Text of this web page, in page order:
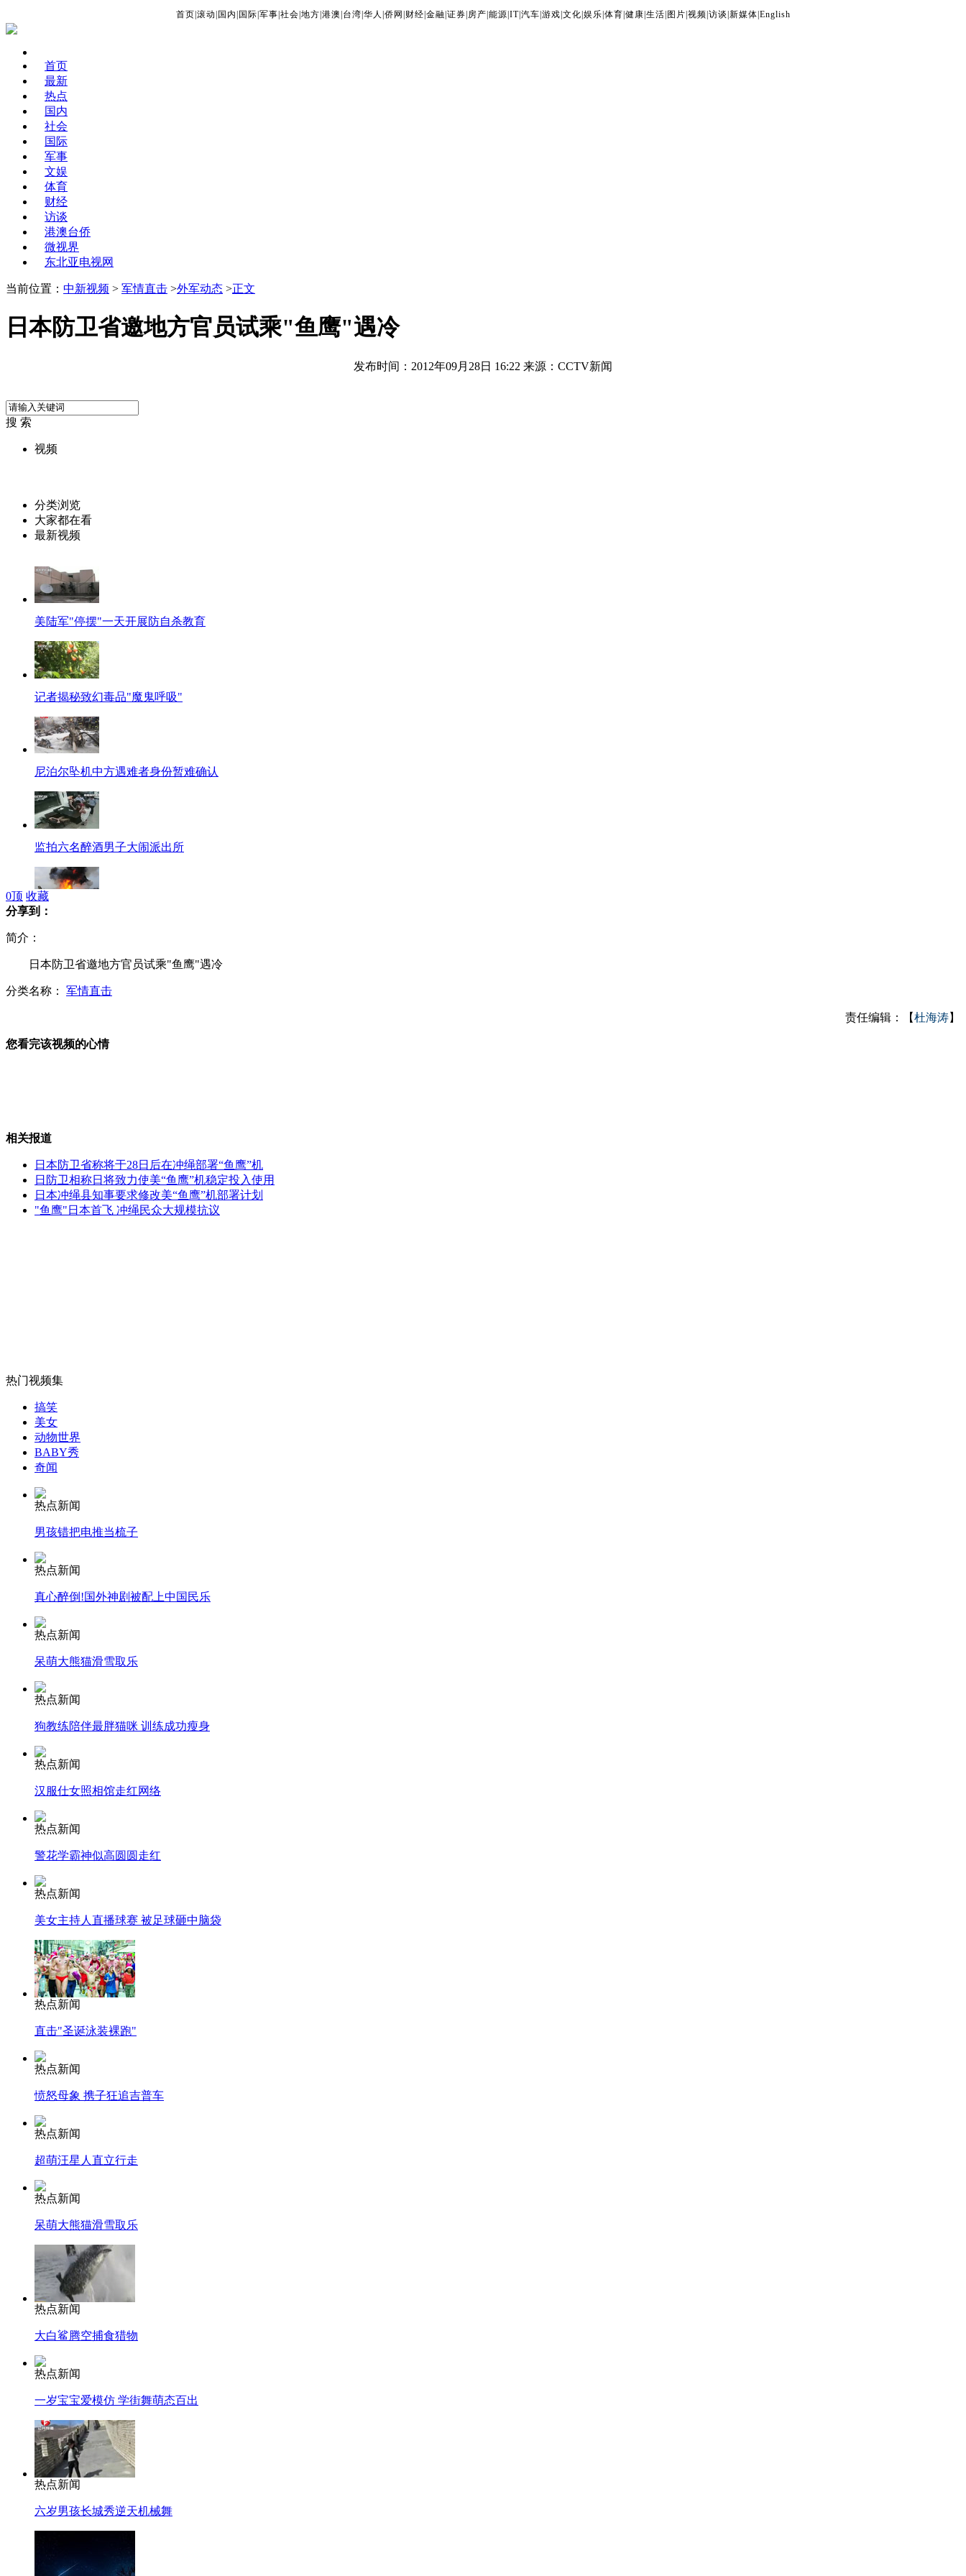
首页 滚动 国内 国际 军事 社会 地方 港澳 台湾 华人 侨网 财经 金融 证券 房产 能源 IT| 汽车 游戏 文化 娱乐 体育 健康 生活 图片 视频 访谈 新媒体 English
首页
最新
热点
国内
社会
国际
军事
文娱
体育
财经
访谈
港澳台侨
微视界
东北亚电视网
当前位置： 中新视频 > 军情直击 >外军动态 >正文
日本防卫省邀地方官员试乘"鱼鹰"遇冷
发布时间：2012年09月28日 16:22 来源：CCTV新闻
搜 索
视频
分类浏览
大家都在看
最新视频
美陆军"停摆"一天开展防自杀教育
记者揭秘致幻毒品"魔鬼呼吸"
尼泊尔坠机中方遇难者身份暂难确认
监拍六名醉酒男子大闹派出所
实拍尼泊尔坠机现场
调皮小鸟挑逗小猫最终被捉
美国五个州立法允许学生“带枪上课”
无痛分娩是否安全 医生回应
外交部：反对强权政治霸凌主义
安徽一实载49人客车翻车
消防员救轻生者 花炮节热闹非凡 减压"枕头大战"
司机酒驾遇交警 急速倒车逃窜
0顶 收藏
分享到：
简介：
日本防卫省邀地方官员试乘"鱼鹰"遇冷
分类名称： 军情直击
责任编辑：【杜海涛】
您看完该视频的心情
相关报道
日本防卫省称将于28日后在冲绳部署“鱼鹰”机
日防卫相称日将致力使美“鱼鹰”机稳定投入使用
日本冲绳县知事要求修改美“鱼鹰”机部署计划
"鱼鹰"日本首飞 冲绳民众大规模抗议
热门视频集
搞笑
美女
动物世界
BABY秀
奇闻
热点新闻
男孩错把电推当梳子
热点新闻
真心醉倒!国外神剧被配上中国民乐
热点新闻
呆萌大熊猫滑雪取乐
热点新闻
狗教练陪伴最胖猫咪 训练成功瘦身
热点新闻
汉服仕女照相馆走红网络
热点新闻
警花学霸神似高圆圆走红
热点新闻
美女主持人直播球赛 被足球砸中脑袋
热点新闻
直击"圣诞泳装裸跑"
热点新闻
愤怒母象 携子狂追吉普车
热点新闻
超萌汪星人直立行走
热点新闻
呆萌大熊猫滑雪取乐
热点新闻
大白鲨腾空捕食猎物
热点新闻
一岁宝宝爱模仿 学街舞萌态百出
热点新闻
六岁男孩长城秀逆天机械舞